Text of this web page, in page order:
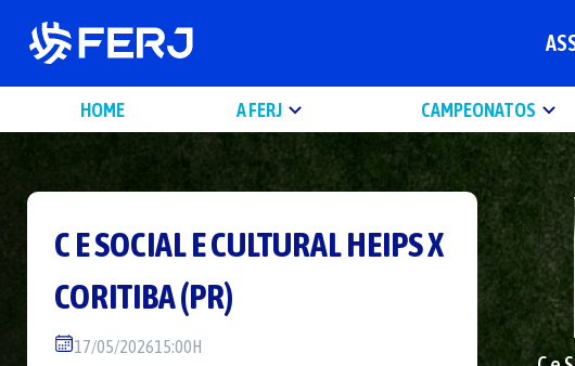
HOME A FERJ CAMPEONATOS
C E SOCIAL E CULTURAL HEIPSX
CORITIBA (PR)
17/05/202615:00H